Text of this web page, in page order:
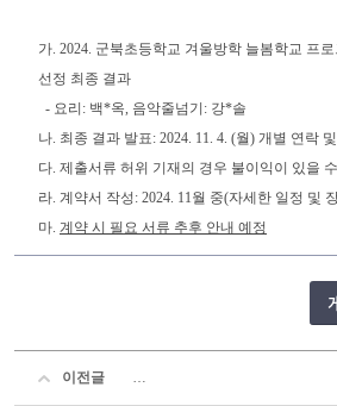
가. 2024. 군북초등학교 겨울방학 늘봄학교 프
선정 최종 결과
- 요리: 백*옥, 음악줄넘기: 강*솔
나. 최종 결과 발표: 2024. 11. 4. (월) 개별 연락
다. 제출서류 허위 기재의 경우 불이익이 있을
라. 계약서 작성: 2024. 11월 중(자세한 일정 및
마. 계약 시 필요 서류 추후 안내 예정
이전글